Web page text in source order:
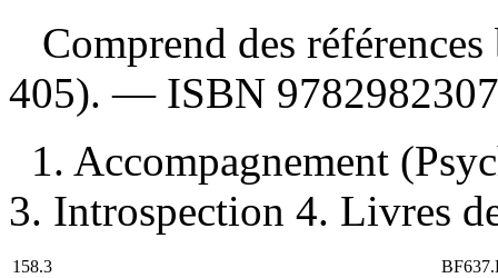
Comprend des
405). — ISBN
1. Accompagnement
3. Introspection 4. Livres
158.3